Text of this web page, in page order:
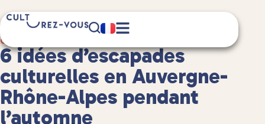
Guides de voyage
9 minute(s) de lecture
6 idées d’escapades
culturelles en Auvergne-
Rhône-Alpes pendant
l’automne